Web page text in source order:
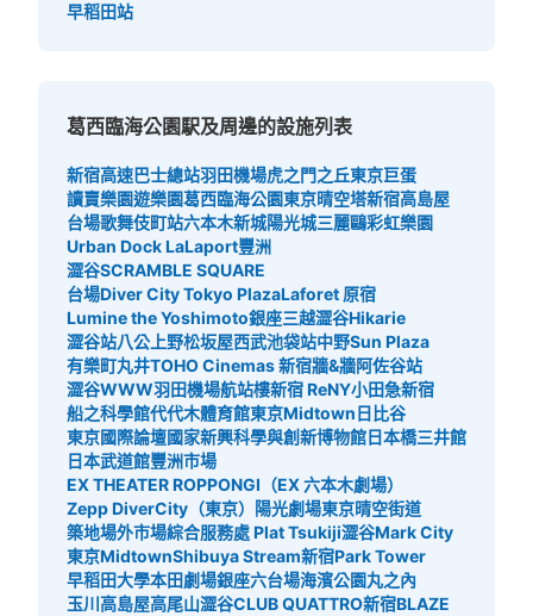
早稻田站
葛西臨海公園駅及周邊的設施列表
新宿高速巴士總站羽田機場虎之門之丘東京巨蛋
讀賣樂園遊樂園葛西臨海公園東京晴空塔新宿高島屋
台場歌舞伎町站六本木新城陽光城三麗鷗彩虹樂園
Urban Dock LaLaport豐洲
澀谷SCRAMBLE SQUARE
台場Diver City Tokyo PlazaLaforet 原宿
Lumine the Yoshimoto銀座三越澀谷Hikarie
澀谷站八公上野松坂屋西武池袋站中野Sun Plaza
有樂町丸井TOHO Cinemas 新宿牆&牆阿佐谷站
澀谷WWW羽田機場航站樓新宿 ReNY小田急新宿
船之科學館代代木體育館東京Midtown日比谷
東京國際論壇國家新興科學與創新博物館日本橋三井館
日本武道館豐洲市場
EX THEATER ROPPONGI（EX 六本木劇場）
Zepp DiverCity（東京）
陽光劇場東京晴空街道
築地場外市場綜合服務處 Plat Tsukiji澀谷Mark City
東京MidtownShibuya Stream新宿Park Tower
早稻田大學本田劇場銀座六台場海濱公園丸之內
玉川高島屋高尾山澀谷CLUB QUATTRO新宿BLAZE